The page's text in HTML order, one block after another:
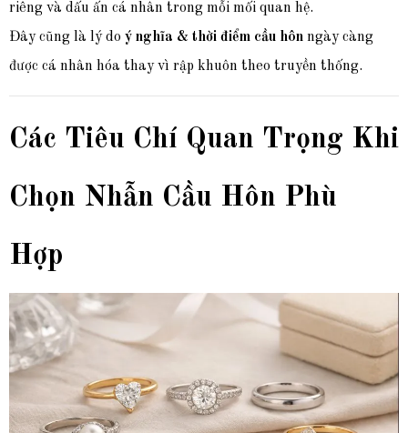
riêng và dấu ấn cá nhân trong mỗi mối quan hệ.
Đây cũng là lý do ý nghĩa & thời điểm cầu hôn ngày càng
được cá nhân hóa thay vì rập khuôn theo truyền thống.
Các Tiêu Chí Quan Trọng Khi
Chọn Nhẫn Cầu Hôn Phù
Hợp